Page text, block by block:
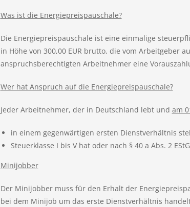
Was ist die Energiepreispauschale?
Die Energiepreispauschale ist eine einmalige
in Höhe von 300,00 EUR brutto, die vom Arbeitgeber
anspruchsberechtigten Arbeitnehmer eine
Wer hat Anspruch auf die Energiepreispauschale?
Jeder Arbeitnehmer, der in Deutschland lebt und am
in einem gegenwärtigen ersten Dienstverhältnis
Steuerklasse I bis V hat oder nach § 40 a Abs. 2
Minijobber
Der Minijobber muss für den Erhalt der
bei dem Minijob um das erste Dienstverhältnis